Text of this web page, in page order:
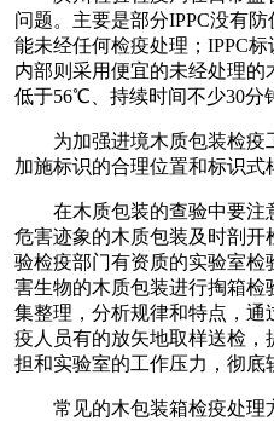
问题。主要是部分IPPC没有
能未经任何检疫处理；IPPC
内部则采用便宜的未经处理
低于56℃、持续时间不少30分
为加强进境木质包装检疫
加施标识的合理位置和标识式
在木质包装的查验中要注
危害迹象的木质包装及时剖
验检疫部门有资质的实验室
害生物的木质包装进行掏箱检
集整理，分析规律和特点，
疫人员有的放矢地取样送检，
担和实验室的工作压力，彻底
常见的木包装箱检疫处理